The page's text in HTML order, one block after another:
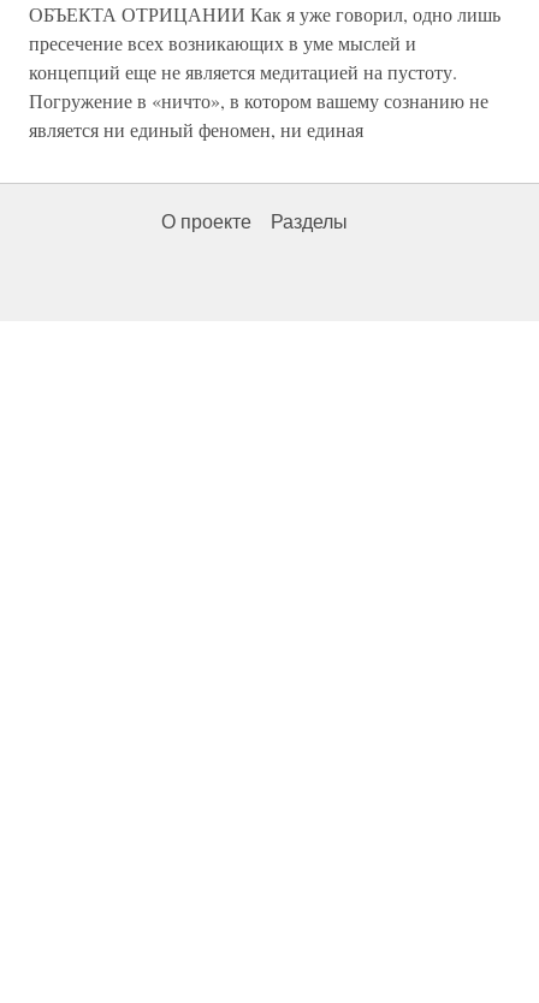
ОБЪЕКТА ОТРИЦАНИИ Как я уже говорил, одно лишь
пресечение всех возникающих в уме мыслей и
концепций еще не является медитацией на пустоту.
Погружение в «ничто», в котором вашему сознанию не
является ни единый феномен, ни единая
О проекте Разделы